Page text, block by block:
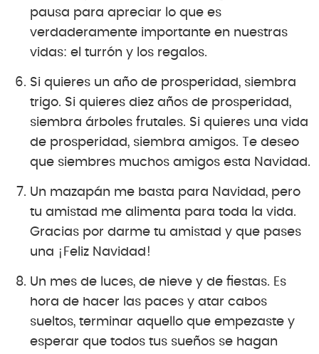
pausa para apreciar lo que es
verdaderamente importante en nuestras
vidas: el turrón y los regalos.
Si quieres un año de prosperidad, siembra
trigo. Si quieres diez años de prosperidad,
siembra árboles frutales. Si quieres una vida
de prosperidad, siembra amigos. Te deseo
que siembres muchos amigos esta Navidad.
Un mazapán me basta para Navidad, pero
tu amistad me alimenta para toda la vida.
Gracias por darme tu amistad y que pases
una ¡Feliz Navidad!
Un mes de luces, de nieve y de fiestas. Es
hora de hacer las paces y atar cabos
sueltos, terminar aquello que empezaste y
esperar que todos tus sueños se hagan